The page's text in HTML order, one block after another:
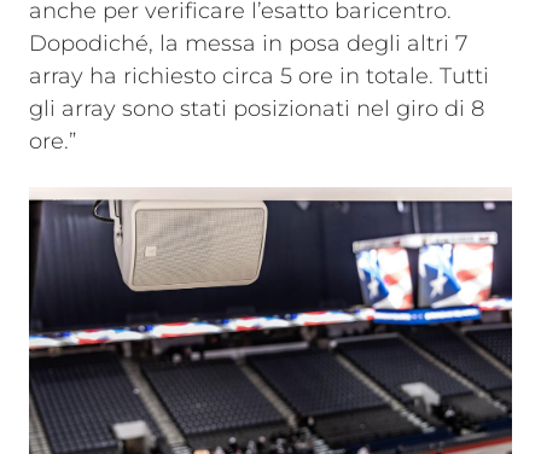
anche per verificare l’esatto baricentro.
Dopodiché, la messa in posa degli altri 7
array ha richiesto circa 5 ore in totale. Tutti
gli array sono stati posizionati nel giro di 8
ore.”